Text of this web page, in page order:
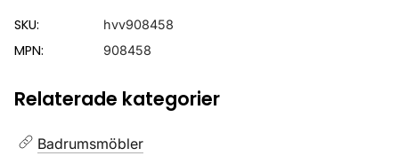
SKU: hvv908458
MPN: 908458
Relaterade kategorier
Badrumsmöbler